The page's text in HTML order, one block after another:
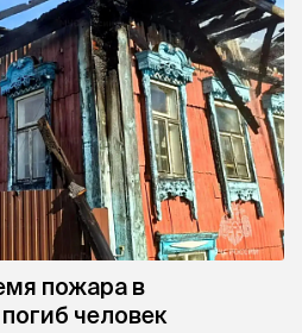
пожара в
человек